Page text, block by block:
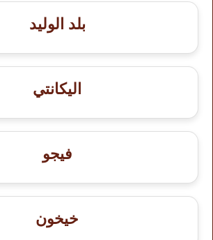
بلد الوليد
اليكانتي
فيجو
خيخون